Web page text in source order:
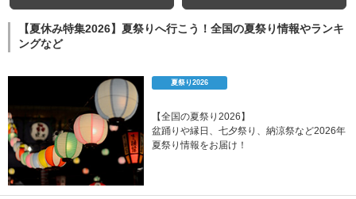
【夏休み特集2026】夏祭りへ行こう！全国の夏祭り情報やランキ
ングなど
夏祭り2026
【全国の夏祭り2026】
盆踊りや縁日、七夕祭り、納涼祭など2026年
夏祭り情報をお届け！